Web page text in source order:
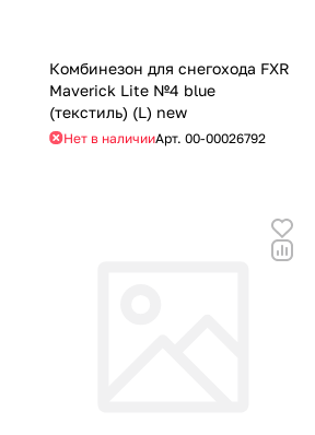
Комбинезон для снегохода FXR
Maverick Lite №4 blue
(текстиль) (L) new
Нет в наличииАрт. 00-00026792